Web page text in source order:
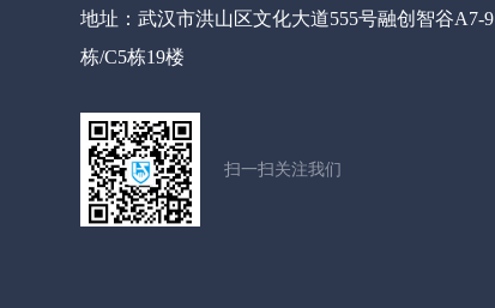
地址：武汉市洪山区文化大道555号融创智谷A7-9
栋/C5栋19楼
扫一扫关注我们